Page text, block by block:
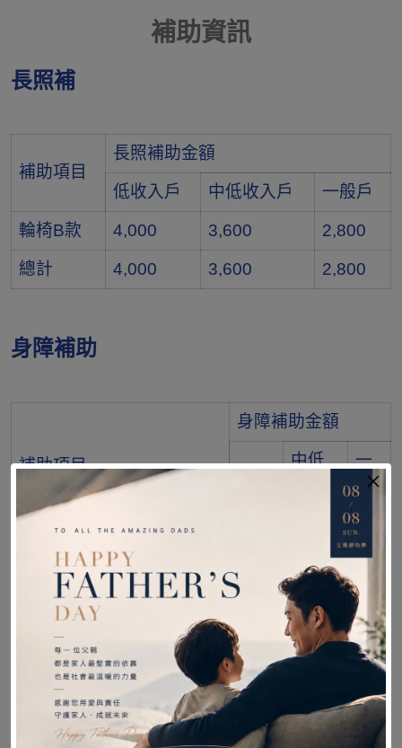
補助資訊
長照補
補助項目
長照補助金額
低收入戶 中低收入戶 一般戶
輪椅B款 4,000 3,600 2,800
總計 4,000 3,600 2,800
身障補助
補助項目
身障補助金額
低收
中低
一
般
戶
輪椅-輕量化量產型(項次5)
0
3,000
2,0
完成搭配機動車輛使用之
衝擊測試(項次31)
0
2,250
1,5
00
7,00
0
00